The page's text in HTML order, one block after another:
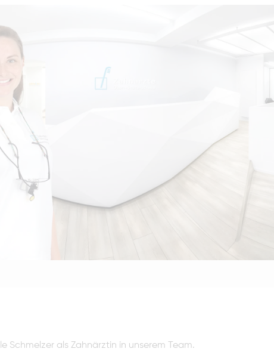
Schmelzer als Zahnärztin in unserem Team.